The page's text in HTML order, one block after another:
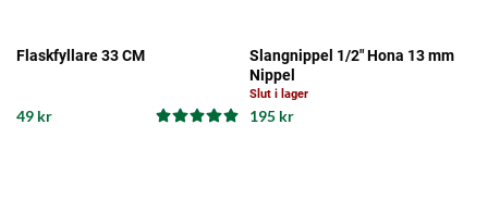
Flaskfyllare 33 CM
49 kr
Slangnippel 1/2" Hona 13 mm
Nippel
Slut i lager
195 kr